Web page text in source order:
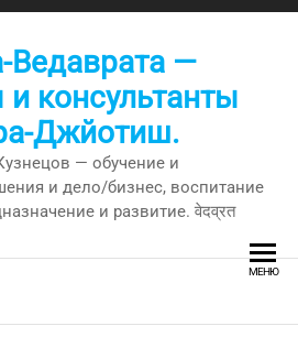
Ведаврата —
и консультанты
Джйотиш.
— обучение и
и дело/бизнес, воспитание
и развитие. वेदव्रत
МЕНЮ